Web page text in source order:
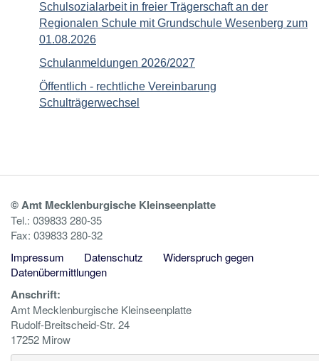
Schulsozialarbeit in freier Trägerschaft an der
Regionalen Schule mit Grundschule Wesenberg zum
01.08.2026
Schulanmeldungen 2026/2027
Öffentlich - rechtliche Vereinbarung
Schulträgerwechsel
© Amt Mecklenburgische Kleinseenplatte
Tel.: 039833 280-35
Fax: 039833 280-32
Impressum
Datenschutz
Widerspruch gegen
Datenübermittlungen
Anschrift:
Amt Mecklenburgische Kleinseenplatte
Rudolf-Breitscheid-Str. 24
17252 Mirow